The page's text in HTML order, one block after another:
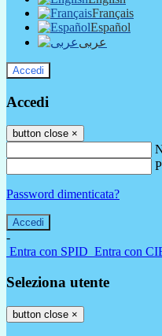
Français
Español
عربى
Accedi
Accedi
button close ×
Password dimenticata?
-
Entra con SPID Entra con
Seleziona utente
button close ×